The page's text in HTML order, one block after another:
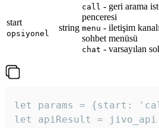
start
opsiyonel
string
call - geri arama
penceresi
menu - iletişim
sohbet menüsü
chat - varsayılan
let params = {start:
let apiResult =